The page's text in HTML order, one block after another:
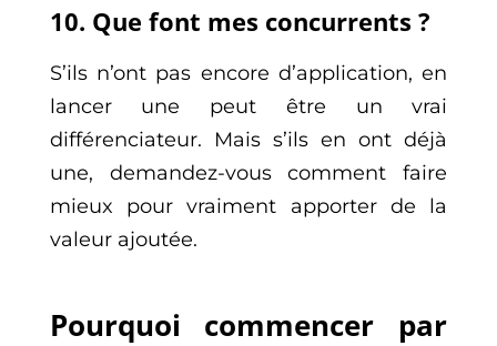
10. Que font mes concurrents ?
S’ils n’ont pas encore d’application, en
lancer une peut être un vrai
différenciateur. Mais s’ils en ont déjà
une, demandez-vous comment faire
mieux pour vraiment apporter de la
valeur ajoutée.
Pourquoi commencer par